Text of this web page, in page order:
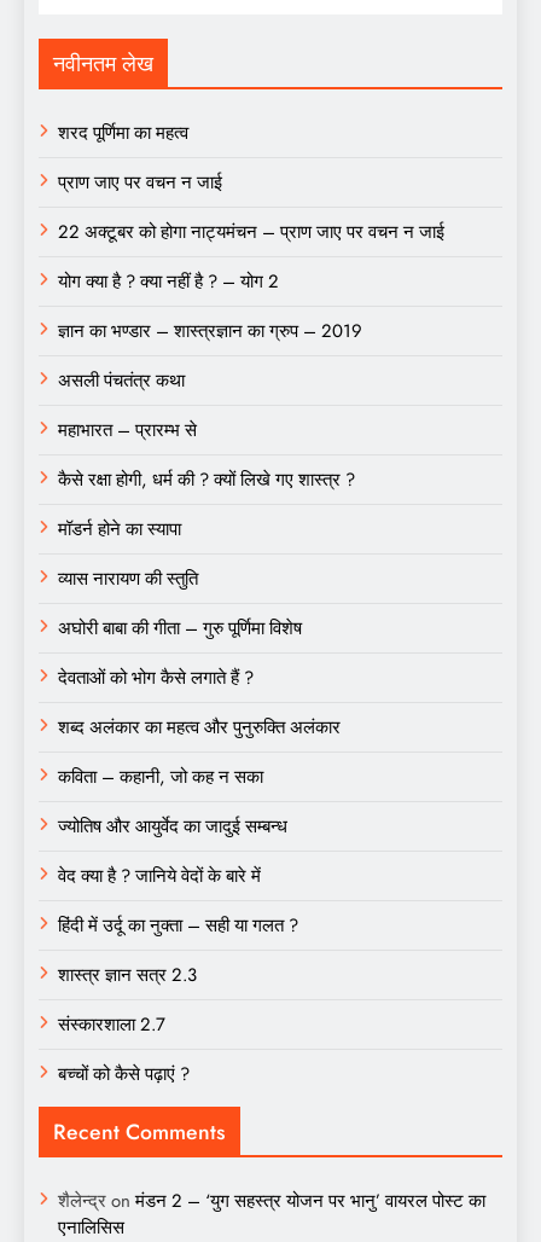
नवीनतम लेख
शरद पूर्णिमा का महत्व
प्राण जाए पर वचन न जाई
22 अक्टूबर को होगा नाट्यमंचन – प्राण जाए पर वचन न जाई
योग क्या है ? क्या नहीं है ? – योग 2
ज्ञान का भण्डार – शास्त्रज्ञान का ग्रुप – 2019
असली पंचतंत्र कथा
महाभारत – प्रारम्भ से
कैसे रक्षा होगी, धर्म की ? क्यों लिखे गए शास्त्र ?
मॉडर्न होने का स्यापा
व्यास नारायण की स्तुति
अघोरी बाबा की गीता – गुरु पूर्णिमा विशेष
देवताओं को भोग कैसे लगाते हैं ?
शब्द अलंकार का महत्व और पुनुरुक्ति अलंकार
कविता – कहानी, जो कह न सका
ज्योतिष और आयुर्वेद का जादुई सम्बन्ध
वेद क्या है ? जानिये वेदों के बारे में
हिंदी में उर्दू का नुक्ता – सही या गलत ?
शास्त्र ज्ञान सत्र 2.3
संस्कारशाला 2.7
बच्चों को कैसे पढ़ाएं ?
Recent Comments
शैलेन्द्रonमंडन 2 – ‘युग सहस्त्र योजन पर भानु’ वायरल पोस्ट का
एनालिसिस